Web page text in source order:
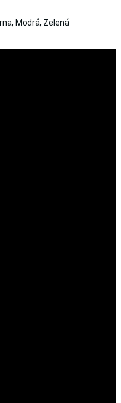
Modrá, Zelená